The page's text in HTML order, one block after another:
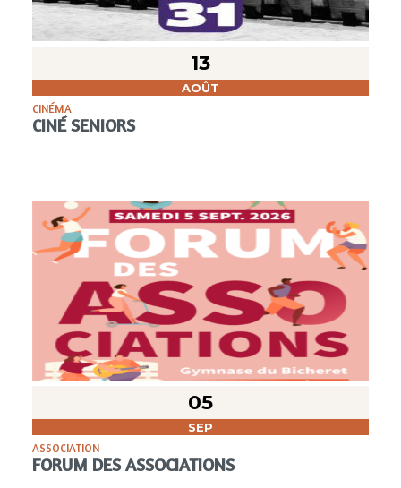
13
AOÛT
CINÉMA
CINÉ SENIORS
05
SEP
ASSOCIATION
FORUM DES ASSOCIATIONS